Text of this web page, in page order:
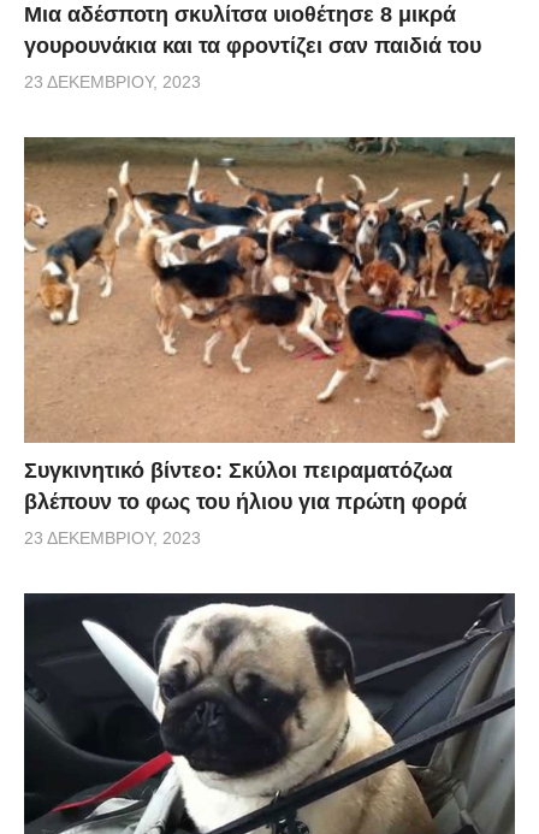
Μια αδέσποτη σκυλίτσα υιοθέτησε 8 μικρά
γουρουνάκια και τα φροντίζει σαν παιδιά του
23 ΔΕΚΕΜΒΡΊΟΥ, 2023
Συγκινητικό βίντεο: Σκύλοι πειραματόζωα
βλέπουν το φως του ήλιου για πρώτη φορά
23 ΔΕΚΕΜΒΡΊΟΥ, 2023